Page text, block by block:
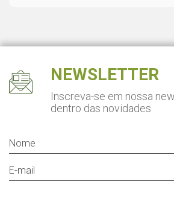
NEWSLETTER
Inscreva-se em nossa
dentro das novidades